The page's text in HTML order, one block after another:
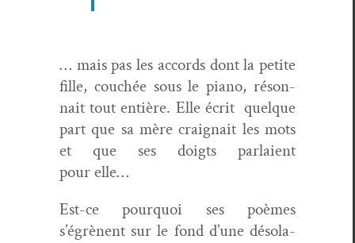
… mais pas les accords dont la petite
fille, couchée sous le piano, réson­
nait tout entière. Elle écrit quelque
part que sa mère craig­nait les mots
et que ses doigts par­laient
pour elle…
Est-ce pourquoi ses poèmes
s’égrènent sur le fond d’une déso­la­